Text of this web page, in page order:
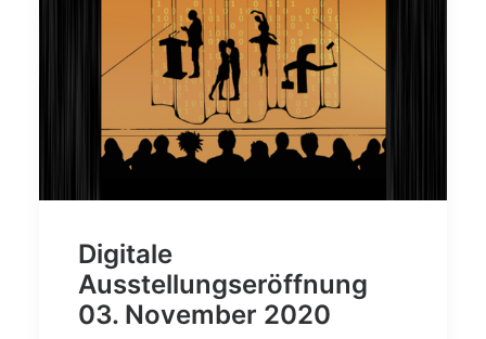
Digitale
Ausstellungseröffnung
03. November 2020